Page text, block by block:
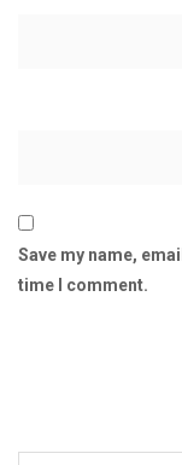
Save my name,
time I comment.